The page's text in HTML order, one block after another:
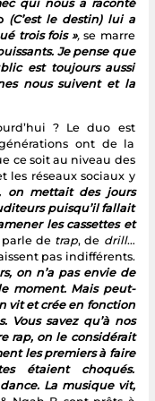
qui nous a raconté
(C’est le destin) lui a
trois fois »,se marre
Je pense que
est toujours aussi
nous suivent et la
? Le duo est
ont de la
ce soit au niveau des
les réseaux sociaux y
mettait des jours
puisqu’il fallait
les cassettes et
de trap, de drill…
pas indifférents.
on n’a pas envie de
moment. Mais peut-
vit et crée en fonction
Vous savez qu’à nos
rap, on le considérait
les premiers à faire
étaient choqués.
La musique vit,